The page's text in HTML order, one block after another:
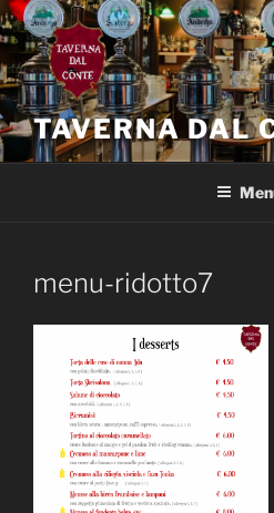
Salta
al
contenuto
TAVERNA DAL
menu-ridotto7